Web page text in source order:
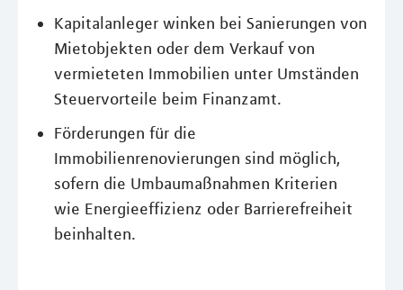
Kapitalanleger winken bei Sanierungen von
Mietobjekten oder dem Verkauf von
vermieteten Immobilien unter Umständen
Steuervorteile beim Finanzamt.
Förderungen für die
Immobilienrenovierungen sind möglich,
sofern die Umbaumaßnahmen Kriterien
wie Energieeffizienz oder Barrierefreiheit
beinhalten.